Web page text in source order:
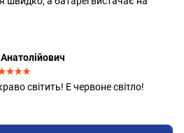
світить! Е червоне світло!